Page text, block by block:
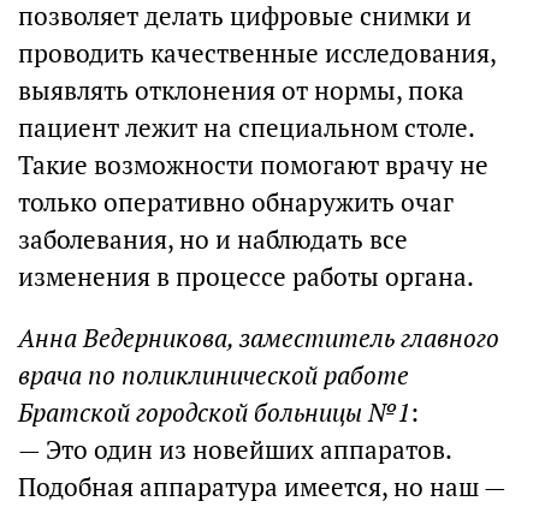
позволяет делать цифровые снимки и
проводить качественные исследования,
выявлять отклонения от нормы, пока
пациент лежит на специальном столе.
Такие возможности помогают врачу не
только оперативно обнаружить очаг
заболевания, но и наблюдать все
изменения в процессе работы органа.
Анна Ведерникова, заместитель главного
врача по поликлинической работе
Братской городской больницы №1:
— Это один из новейших аппаратов.
Подобная аппаратура имеется, но наш —